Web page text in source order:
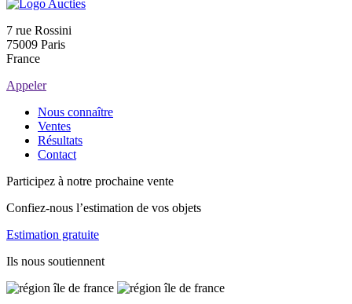
7 rue Rossini
75009 Paris
France
Appeler
Nous connaître
Ventes
Résultats
Contact
Participez à notre prochaine vente
Confiez-nous l’estimation de vos objets
Estimation gratuite
Ils nous soutiennent